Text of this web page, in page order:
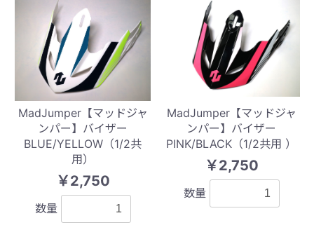
MadJumper【マッドジャ
ンパー】バイザー
BLUE/YELLOW（1/2共
用）
￥2,750
数量
MadJumper【マッドジャ
ンパー】バイザー
PINK/BLACK（1/2共用 ）
￥2,750
数量